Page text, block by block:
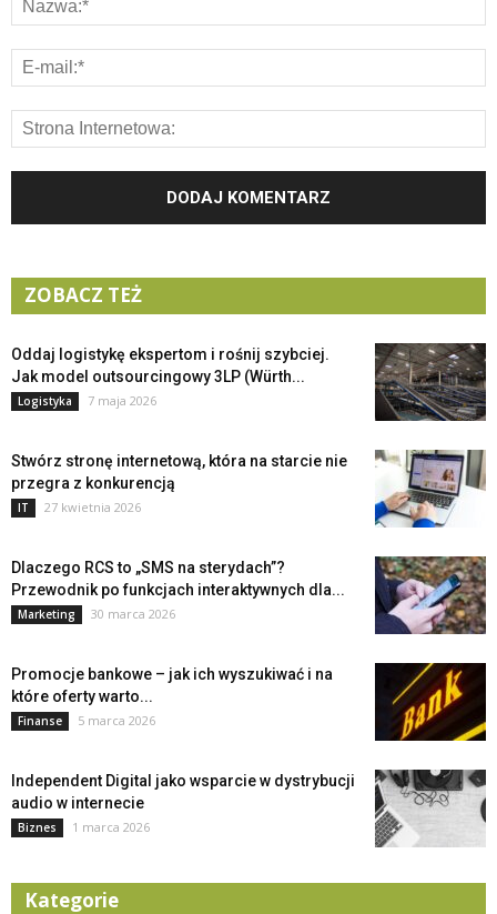
ZOBACZ TEŻ
Oddaj logistykę ekspertom i rośnij szybciej.
Jak model outsourcingowy 3LP (Würth...
Logistyka 7 maja 2026
Stwórz stronę internetową, która na starcie nie
przegra z konkurencją
IT 27 kwietnia 2026
Dlaczego RCS to „SMS na sterydach”?
Przewodnik po funkcjach interaktywnych dla...
Marketing 30 marca 2026
Promocje bankowe – jak ich wyszukiwać i na
które oferty warto...
Finanse 5 marca 2026
Independent Digital jako wsparcie w dystrybucji
audio w internecie
Biznes 1 marca 2026
Kategorie